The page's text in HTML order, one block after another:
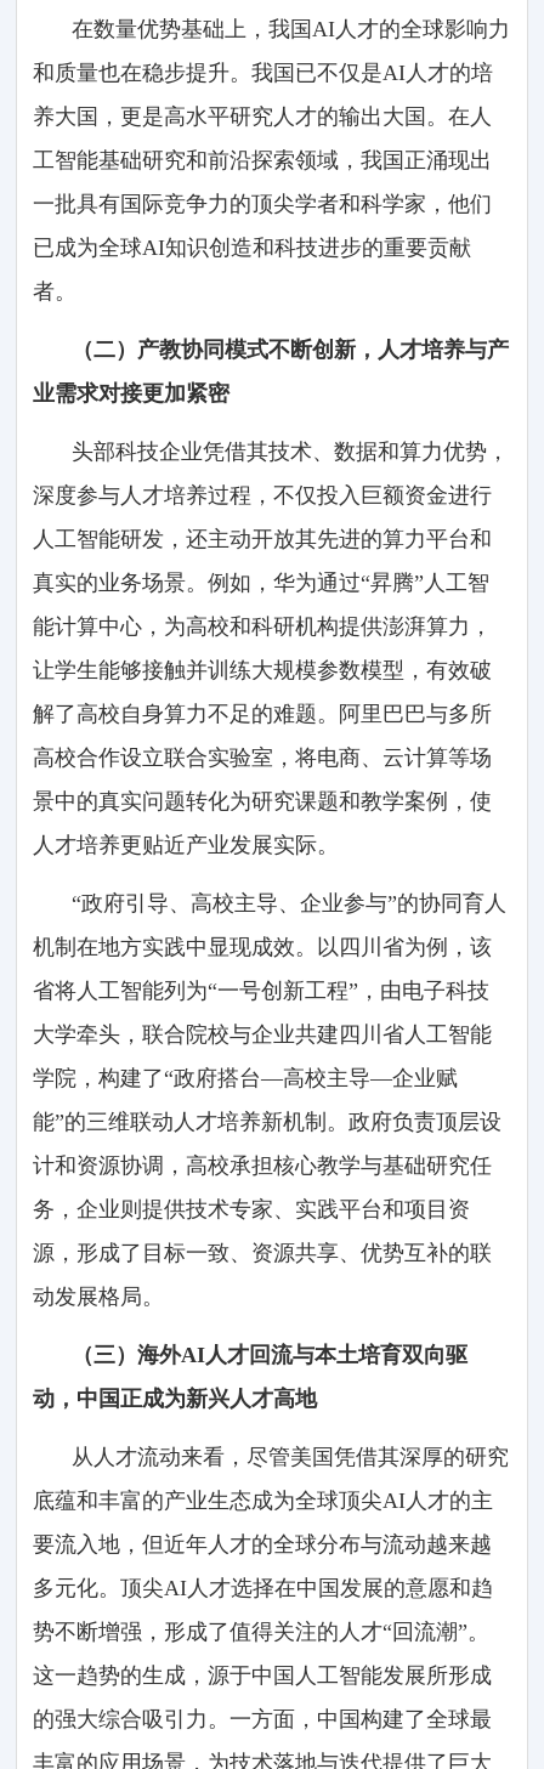
在数量优势基础上，我国AI人才的全球影响力
和质量也在稳步提升。我国已不仅是AI人才的培
养大国，更是高水平研究人才的输出大国。在人
工智能基础研究和前沿探索领域，我国正涌现出
一批具有国际竞争力的顶尖学者和科学家，他们
已成为全球AI知识创造和科技进步的重要贡献
者。
（二）产教协同模式不断创新，人才培养与产
业需求对接更加紧密
头部科技企业凭借其技术、数据和算力优势，
深度参与人才培养过程，不仅投入巨额资金进行
人工智能研发，还主动开放其先进的算力平台和
真实的业务场景。例如，华为通过“昇腾”人工智
能计算中心，为高校和科研机构提供澎湃算力，
让学生能够接触并训练大规模参数模型，有效破
解了高校自身算力不足的难题。阿里巴巴与多所
高校合作设立联合实验室，将电商、云计算等场
景中的真实问题转化为研究课题和教学案例，使
人才培养更贴近产业发展实际。
“政府引导、高校主导、企业参与”的协同育人
机制在地方实践中显现成效。以四川省为例，该
省将人工智能列为“一号创新工程”，由电子科技
大学牵头，联合院校与企业共建四川省人工智能
学院，构建了“政府搭台—高校主导—企业赋
能”的三维联动人才培养新机制。政府负责顶层设
计和资源协调，高校承担核心教学与基础研究任
务，企业则提供技术专家、实践平台和项目资
源，形成了目标一致、资源共享、优势互补的联
动发展格局。
（三）海外AI人才回流与本土培育双向驱
动，中国正成为新兴人才高地
从人才流动来看，尽管美国凭借其深厚的研究
底蕴和丰富的产业生态成为全球顶尖AI人才的主
要流入地，但近年人才的全球分布与流动越来越
多元化。顶尖AI人才选择在中国发展的意愿和趋
势不断增强，形成了值得关注的人才“回流潮”。
这一趋势的生成，源于中国人工智能发展所形成
的强大综合吸引力。一方面，中国构建了全球最
丰富的应用场景，为技术落地与迭代提供了巨大